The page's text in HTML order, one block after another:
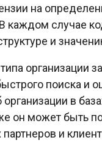
на
каждом случае
и
организации
поиска и
в
он может быть
и